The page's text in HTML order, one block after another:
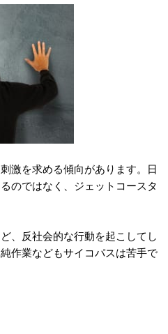
激を求める傾向があります。日
のではなく、ジェットコースタ
、反社会的な行動を起こしてし
作業などもサイコパスは苦手で